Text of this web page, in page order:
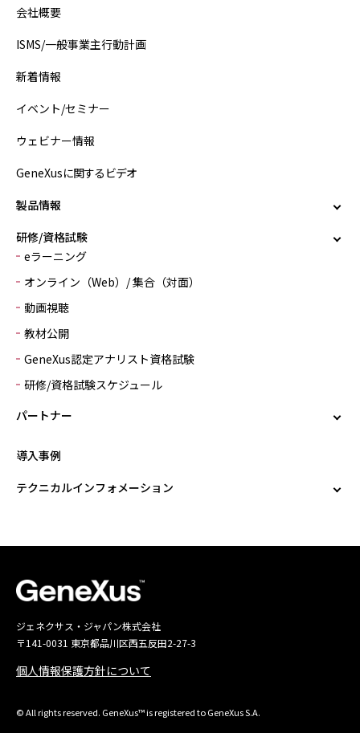
会社概要
ISMS/一般事業主行動計画
新着情報
イベント/セミナー
ウェビナー情報
GeneXusに関するビデオ
製品情報
研修/資格試験
eラーニング
オンライン（Web）/ 集合（対面）
動画視聴
教材公開
GeneXus認定アナリスト資格試験
研修/資格試験スケジュール
パートナー
導入事例
テクニカルインフォメーション
ジェネクサス・ジャパン株式会社
〒141-0031 東京都品川区西五反田2-27-3
個人情報保護方針について
© All rights reserved. GeneXus™ is registered to GeneXus S.A.